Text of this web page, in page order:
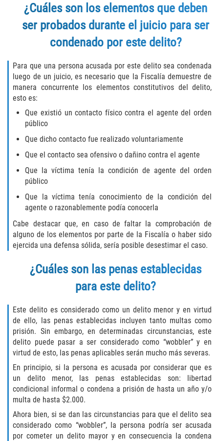
Fraude Del Seguro De Desempleo
Fraude Inmobiliario
Práctica No Autorizada de la
Medicina
Delitos de Hurto
Hurto en Tiendas
Hurto Mayor de Auto
Robo
Robo 459 PC
Hurto Mayor
Actos Lascivos con un Menor
Conducta Lasciva
Copulación oral forzada
Exposición Indecente
Molestar A Un Niño Menor de 18
Años
¿Cuáles son los elementos que deben
ser probados durante el juicio para ser
condenado por este delito?
Para que una persona acusada por este delito sea condenada
luego de un juicio, es necesario que la Fiscalía demuestre de
manera concurrente los elementos constitutivos del delito,
esto es:
Que existió un contacto físico contra el agente del orden
público
Que dicho contacto fue realizado voluntariamente
Que el contacto sea ofensivo o dañino contra el agente
Que la víctima tenía la condición de agente del orden
público
Que la víctima tenía conocimiento de la condición del
agente o razonablemente podía conocerla
Cabe destacar que, en caso de faltar la comprobación de
alguno de los elementos por parte de la Fiscalía o haber sido
ejercida una defensa sólida, sería posible desestimar el caso.
¿Cuáles son las penas establecidas
para este delito?
Este delito es considerado como un delito menor y en virtud
de ello, las penas establecidas incluyen tanto multas como
prisión. Sin embargo, en determinadas circunstancias, este
delito puede pasar a ser considerado como “wobbler” y en
virtud de esto, las penas aplicables serán mucho más severas.
En principio, si la persona es acusada por considerar que es
un delito menor, las penas establecidas son: libertad
condicional informal o condena a prisión de hasta un año y/o
multa de hasta $2.000.
Ahora bien, si se dan las circunstancias para que el delito sea
considerado como “wobbler”, la persona podría ser acusada
por cometer un delito mayor y en consecuencia la condena